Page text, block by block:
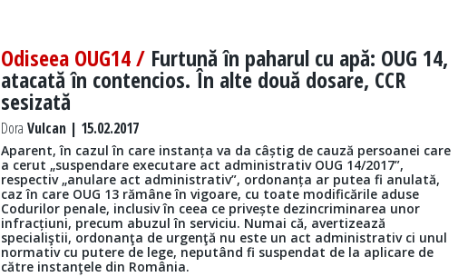
Odiseea OUG14 / Furtună în paharul cu apă: OUG 14,
atacată în contencios. În alte două dosare, CCR
sesizată
Dora Vulcan | 15.02.2017
Aparent, în cazul în care instanța va da câștig de cauză persoanei care
a cerut „suspendare executare act administrativ OUG 14/2017”,
respectiv „anulare act administrativ”, ordonanța ar putea fi anulată,
caz în care OUG 13 rămâne în vigoare, cu toate modificările aduse
Codurilor penale, inclusiv în ceea ce privește dezincriminarea unor
infracțiuni, precum abuzul în serviciu. Numai că, avertizează
specialiştii, ordonanţa de urgenţă nu este un act administrativ ci unul
normativ cu putere de lege, neputând fi suspendat de la aplicare de
către instanţele din România.